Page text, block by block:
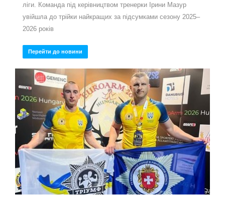
ліги. Команда під керівництвом тренерки Ірини Мазур
увійшла до трійки найкращих за підсумками сезону 2025–
2026 років
Перейти до новини